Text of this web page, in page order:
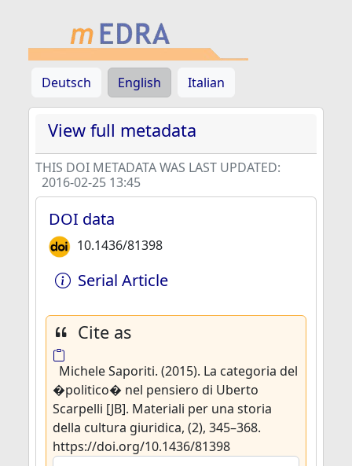
Deutsch English Italian
View full metadata
THIS DOI METADATA WAS LAST UPDATED:
2016-02-25 13:45
DOI data
10.1436/81398
Serial Article
Cite as
Michele Saporiti. (2015). La categoria del
�politico� nel pensiero di Uberto
Scarpelli [JB]. Materiali per una storia
della cultura giuridica, (2), 345–368.
https://doi.org/10.1436/81398